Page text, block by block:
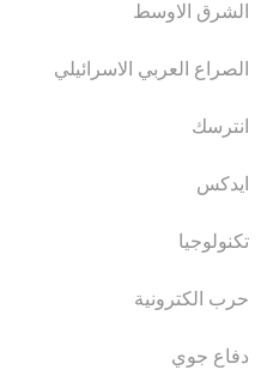
الشرق الاوسط
الصراع العربي الاسرائيلي
انترسك
ايدكس
تكنولوجيا
حرب الكترونية
دفاع جوي